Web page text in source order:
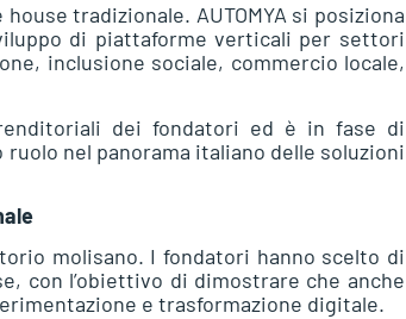
tradizionale. AUTOMYA si posiziona
di piattaforme verticali per settori
inclusione sociale, commercio locale,
dei fondatori ed è in fase di
nel panorama italiano delle soluzioni
molisano. I fondatori hanno scelto di
con l’obiettivo di dimostrare che anche
e trasformazione digitale.